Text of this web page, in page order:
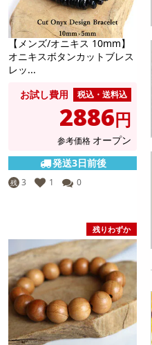
【メンズ/オニキス 10mm】
オニキスボタンカットブレス
レッ...
お試し費用
税込・送料込
2886円
参考価格 オープン
発送3日前後
残 3 1 0
残りわずか